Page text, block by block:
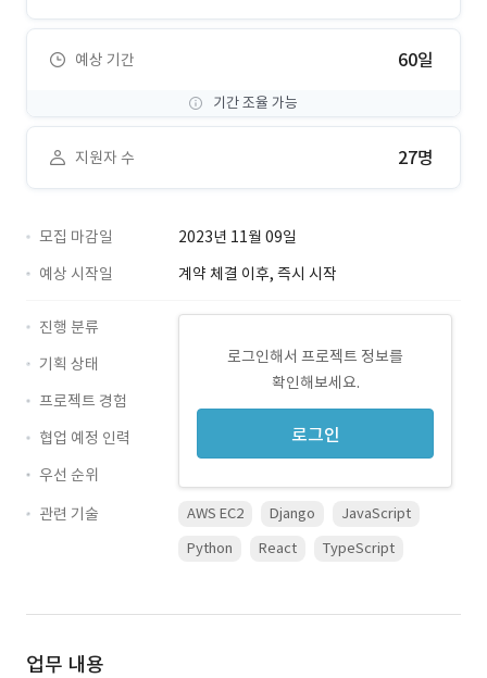
예상 기간 60일
기간 조율 가능
지원자 수 27명
모집 마감일
2023년 11월 09일
예상 시작일
계약 체결 이후, 즉시 시작
로그인해서 프로젝트 정보를
확인해보세요.
로그인
진행 분류
기획 상태
프로젝트 경험
협업 예정 인력
우선 순위
관련 기술
AWS EC2 Django
JavaScript
Python
React TypeScript
업무 내용